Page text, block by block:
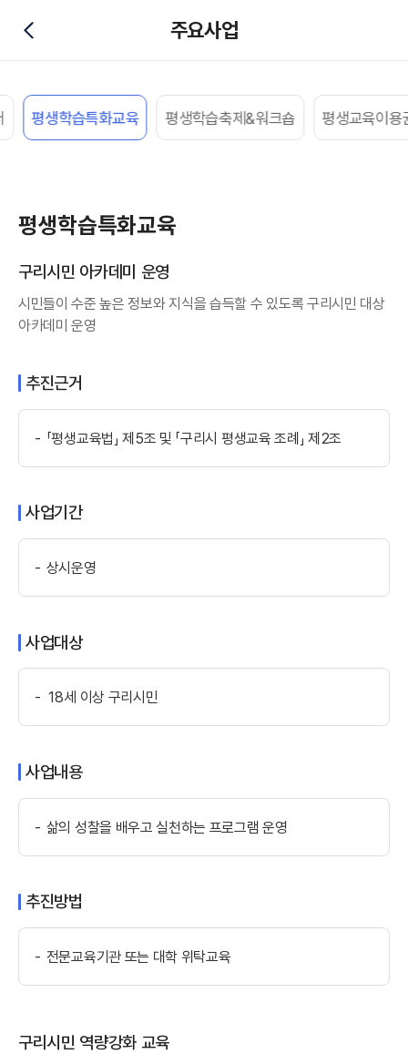
뒤로가기 주요사업
평생학습특화교육 평생학습축제&워크숍 평생교육이용
평생학습특화교육
구리시민 아카데미 운영
시민들이 수준 높은 정보와 지식을 습득할 수 있도록 구리시민 대상
아카데미 운영
추진근거
「평생교육법」 제5조 및 「구리시 평생교육 조례」 제2조
사업기간
상시운영
사업대상
18세 이상 구리시민
사업내용
삶의 성찰을 배우고 실천하는 프로그램 운영
추진방법
전문교육기관 또는 대학 위탁교육
구리시민 역량강화 교육